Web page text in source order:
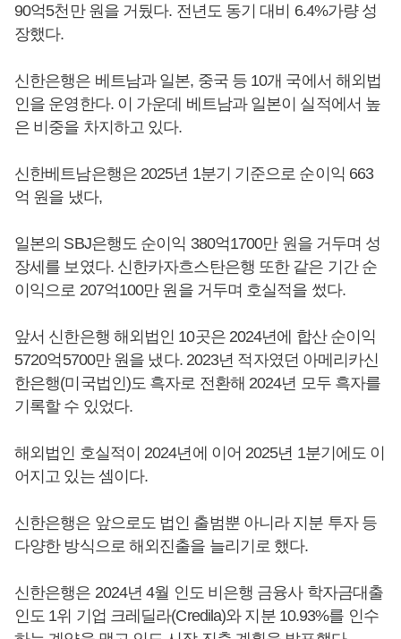
90억5천만 원을 거뒀다. 전년도 동기 대비 6.4%가량 성
장했다.
신한은행은 베트남과 일본, 중국 등 10개 국에서 해외법
인을 운영한다. 이 가운데 베트남과 일본이 실적에서 높
은 비중을 차지하고 있다.
신한베트남은행은 2025년 1분기 기준으로 순이익 663
억 원을 냈다,
일본의 SBJ은행도 순이익 380억1700만 원을 거두며 성
장세를 보였다. 신한카자흐스탄은행 또한 같은 기간 순
이익으로 207억100만 원을 거두며 호실적을 썼다.
앞서 신한은행 해외법인 10곳은 2024년에 합산 순이익
5720억5700만 원을 냈다. 2023년 적자였던 아메리카신
한은행(미국법인)도 흑자로 전환해 2024년 모두 흑자를
기록할 수 있었다.
해외법인 호실적이 2024년에 이어 2025년 1분기에도 이
어지고 있는 셈이다.
신한은행은 앞으로도 법인 출범뿐 아니라 지분 투자 등
다양한 방식으로 해외진출을 늘리기로 했다.
신한은행은 2024년 4월 인도 비은행 금융사 학자금대출
인도 1위 기업 크레딜라(Credila)와 지분 10.93%를 인수